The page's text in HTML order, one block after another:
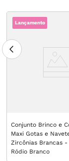
Lançamento
Conjunto Brinco e
Maxi Gotas e
Zircônias Brancas -
Ródio Branco